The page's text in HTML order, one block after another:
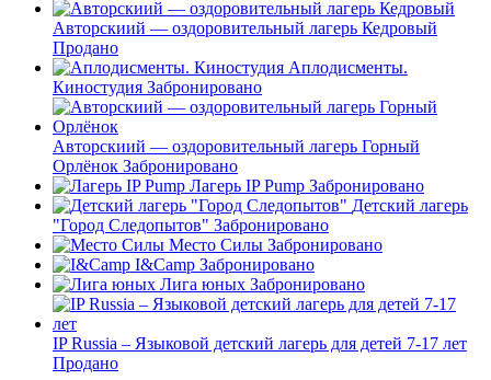
Авторскиий — оздоровительный лагерь Кедровый
Продано
Аплодисменты.
Киностудия Забронировано
Авторскиий — оздоровительный лагерь Горный
Орлёнок Забронировано
Лагерь IP Pump Забронировано
Детский лагерь
"Город Следопытов" Забронировано
Место Силы Забронировано
I&Camp Забронировано
Лига юных Забронировано
IP Russia – Языковой детский лагерь для детей 7-17 лет
Продано